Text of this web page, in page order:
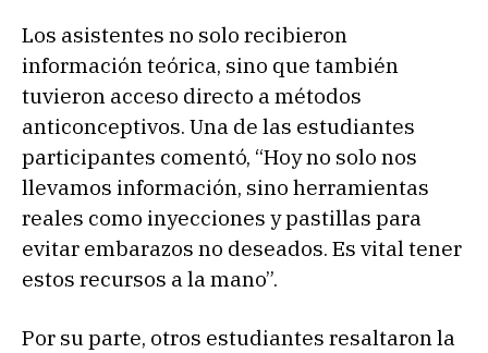
Los asistentes no solo recibieron
información teórica, sino que también
tuvieron acceso directo a métodos
anticonceptivos. Una de las estudiantes
participantes comentó, “Hoy no solo nos
llevamos información, sino herramientas
reales como inyecciones y pastillas para
evitar embarazos no deseados. Es vital tener
estos recursos a la mano”.
Por su parte, otros estudiantes resaltaron la